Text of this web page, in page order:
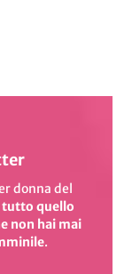
donna del
tutto quello
non hai mai
.